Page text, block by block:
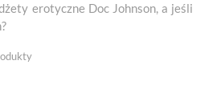
erotyczne Doc Johnson, a jeśli